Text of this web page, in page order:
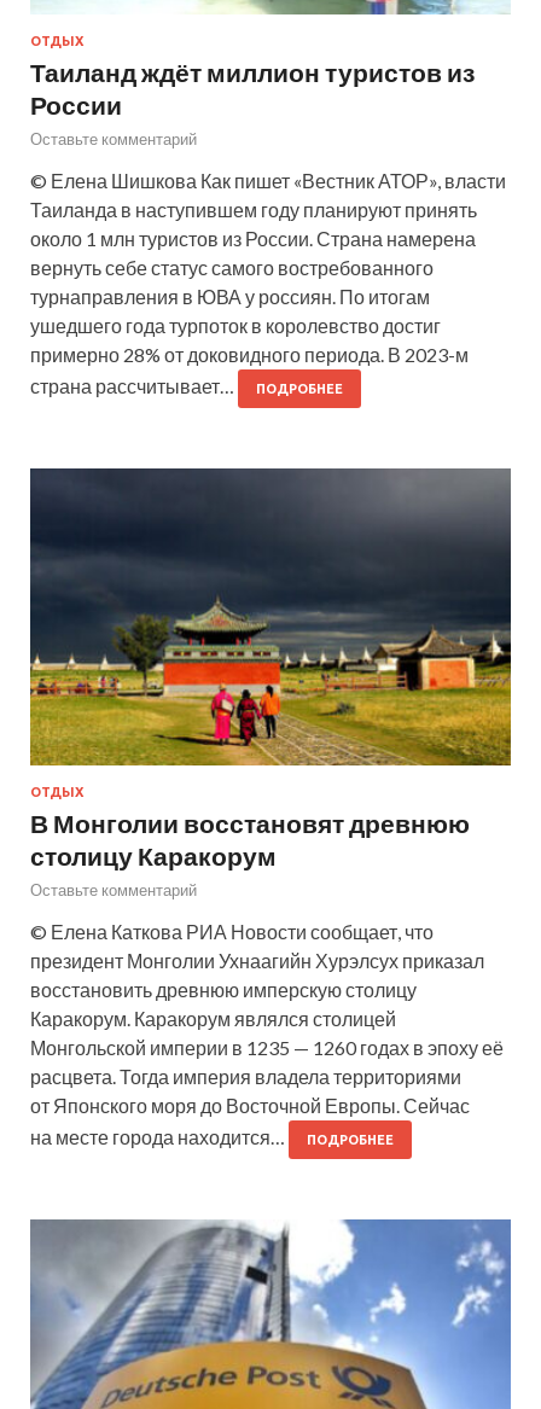
ОТДЫХ
Таиланд ждёт миллион туристов из
России
Оставьте комментарий
© Елена Шишкова Как пишет «Вестник АТОР», власти
Таиланда в наступившем году планируют принять
около 1 млн туристов из России. Страна намерена
вернуть себе статус самого востребованного
турнаправления в ЮВА у россиян. По итогам
ушедшего года турпоток в королевство достиг
примерно 28% от доковидного периода. В 2023-м
страна рассчитывает…
ПОДРОБНЕЕ
ОТДЫХ
В Монголии восстановят древнюю
столицу Каракорум
Оставьте комментарий
© Елена Каткова РИА Новости сообщает, что
президент Монголии Ухнаагийн Хурэлсух приказал
восстановить древнюю имперскую столицу
Каракорум. Каракорум являлся столицей
Монгольской империи в 1235 — 1260 годах в эпоху её
расцвета. Тогда империя владела территориями
от Японского моря до Восточной Европы. Сейчас
на месте города находится…
ПОДРОБНЕЕ